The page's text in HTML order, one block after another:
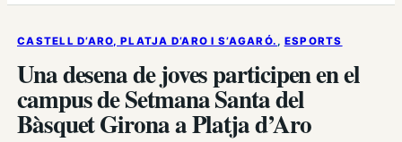
CASTELL D’ARO, PLATJA D’ARO I S’AGARÓ. , ESPORTS
Una desena de joves participen en el
campus de Setmana Santa del
Bàsquet Girona a Platja d’Aro